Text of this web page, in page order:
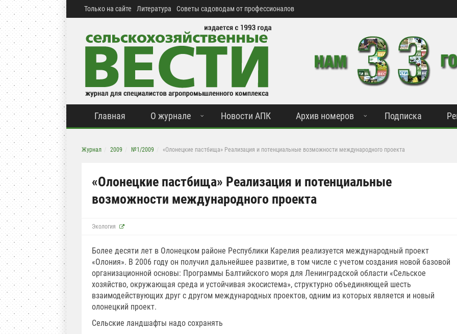
Только на сайте Литература Советы садоводам от профессионалов
Главная О журнале Новости АПК Архив номеров Подписка
Журнал 2009 №1/2009 «Олонецкие пастбища» Реализация и потенциальные возможности международного проекта
«Олонецкие пастбища» Реализация и потенциальные
возможности международного проекта
Экология
Более десяти лет в Олонецком районе Республики Карелия реализуется международный проект
«Олония». В 2006 году он получил дальнейшее развитие, в том числе с учетом создания новой базовой
организационной основы: Программы Балтийского моря для Ленинградской области «Сельское
хозяйство, окружающая среда и устойчивая экосистема», структурно объединяющей шесть
взаимодействующих друг с другом международных проектов, одним из которых является и новый
олонецкий проект.
Сельские ландшафты надо сохранять